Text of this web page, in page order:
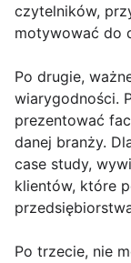
czytelników,
motywować do
Po drugie,
wiarygodności.
prezentować
danej branży.
case study,
klientów, które
Po trzecie, nie